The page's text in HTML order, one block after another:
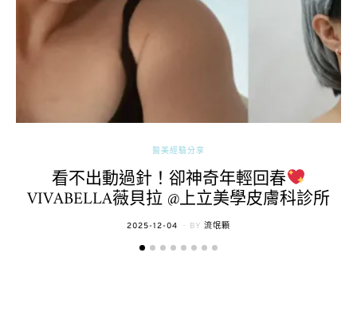
醫美經驗分享
看不出動過針！卻神奇年輕回春
VIVABELLA薇貝拉 @上立美學皮膚科診所
POSTED
2025-12-04 BY 流氓顆